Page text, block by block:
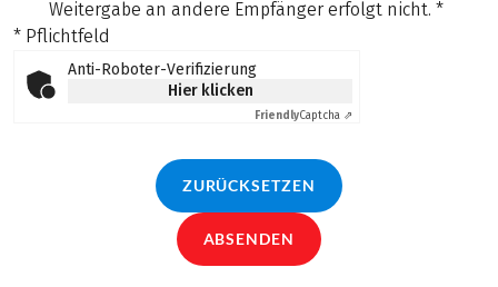
Weitergabe an andere Empfänger erfolgt nicht. *
* Pflichtfeld
Anti-Roboter-Verifizierung
Hier klicken
FriendlyCaptcha ⇗
ZURÜCKSETZEN
ABSENDEN